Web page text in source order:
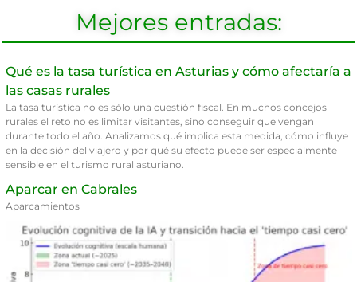
Mejores entradas:
Qué es la tasa turística en Asturias y cómo afectaría a
las casas rurales
La tasa turística no es sólo una cuestión fiscal. En muchos concejos
rurales el reto no es limitar visitantes, sino conseguir que vengan
durante todo el año. Analizamos qué implica esta medida, cómo influye
en la decisión del viajero y por qué su efecto puede ser especialmente
sensible en el turismo rural asturiano.
Aparcar en Cabrales
Aparcamientos